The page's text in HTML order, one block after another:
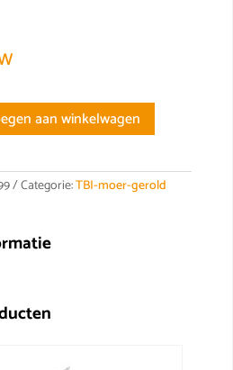
aan winkelwagen
Categorie:TBI-moer-gerold